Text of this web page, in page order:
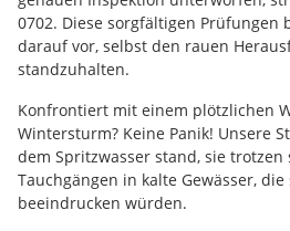
0702. Diese sorgfältigen Prüfungen
darauf vor, selbst den rauen
standzuhalten.
Konfrontiert mit einem plötzlichen
Wintersturm? Keine Panik! Unsere
dem Spritzwasser stand, sie
Tauchgängen in kalte Gewässer,
beeindrucken würden.